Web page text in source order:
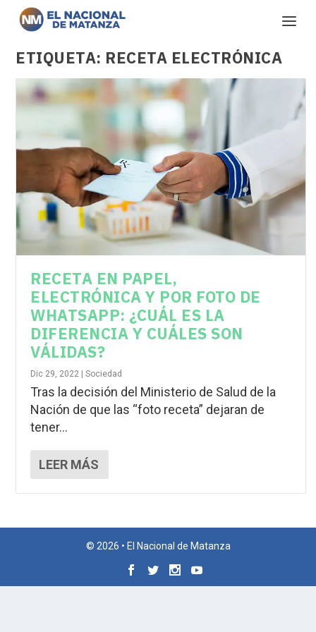
ETIQUETA: RECETA ELECTRÓNICA
RECETA EN PAPEL,
ELECTRÓNICA Y POR FOTO DE
WHATSAPP: ¿CUÁL ES LA
DIFERENCIA Y CUÁLES SON
VÁLIDAS?
Dic 29, 2022 |Sociedad
Tras la decisión del Ministerio de Salud de la
Nación de que las “foto receta” dejaran de
tener...
LEER MÁS
© 2026 • El Nacional de Matanza